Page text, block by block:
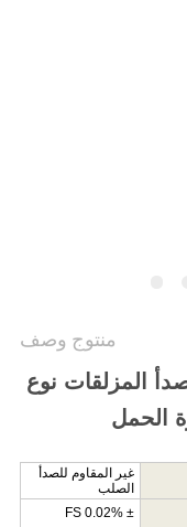
منتوج وصف
المزلقات نوع
الحمل
غير المقاوم للصدأ
الصلب
± 0.02%
FS